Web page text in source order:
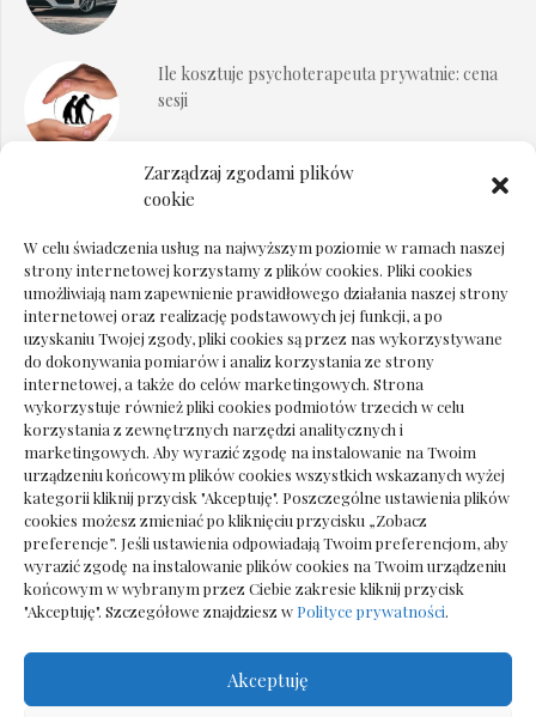
Zarządzaj zgodami plików
cookie
W celu świadczenia usług na najwyższym poziomie w ramach naszej
strony internetowej korzystamy z plików cookies. Pliki cookies
umożliwiają nam zapewnienie prawidłowego działania naszej strony
internetowej oraz realizację podstawowych jej funkcji, a po
uzyskaniu Twojej zgody, pliki cookies są przez nas wykorzystywane
do dokonywania pomiarów i analiz korzystania ze strony
internetowej, a także do celów marketingowych. Strona
wykorzystuje również pliki cookies podmiotów trzecich w celu
korzystania z zewnętrznych narzędzi analitycznych i
marketingowych. Aby wyrazić zgodę na instalowanie na Twoim
urządzeniu końcowym plików cookies wszystkich wskazanych wyżej
kategorii kliknij przycisk "Akceptuję". Poszczególne ustawienia plików
cookies możesz zmieniać po kliknięciu przycisku „Zobacz
preferencje”. Jeśli ustawienia odpowiadają Twoim preferencjom, aby
wyrazić zgodę na instalowanie plików cookies na Twoim urządzeniu
końcowym w wybranym przez Ciebie zakresie kliknij przycisk
"Akceptuję". Szczegółowe znajdziesz w Polityce prywatności.
Akceptuję
Ile kosztuje psychoterapeuta prywatnie: cena
sesji
Dokumenty do odbioru przy zmianie biura
Deska podłogowa do salonu: jak wybrać bez
pośpiechu